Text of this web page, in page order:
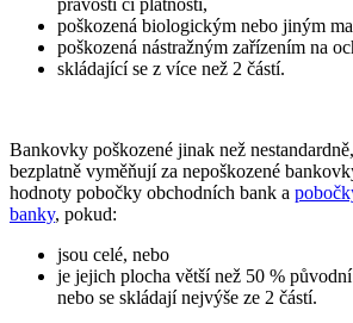
pravosti či platnosti,
poškozená biologickým nebo jiným
poškozená nástražným zařízením na
skládající se z více než 2 částí.
Bankovky poškozené jinak než
bezplatně vyměňují za nepoškozené
hodnoty pobočky obchodních bank a
banky, pokud:
jsou celé, nebo
je jejich plocha větší než 50 %
nebo se skládají nejvýše ze 2 částí.